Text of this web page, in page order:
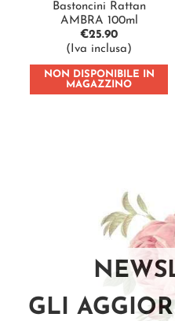
Bastoncini Rattan
AMBRA 100ml
€25.90
(Iva inclusa)
NON DISPONIBILE IN
MAGAZZINO
GLI